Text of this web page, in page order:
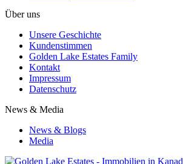
Über uns
Unsere Geschichte
Kundenstimmen
Golden Lake Estates Family
Kontakt
Impressum
Datenschutz
News & Media
News & Blogs
Media